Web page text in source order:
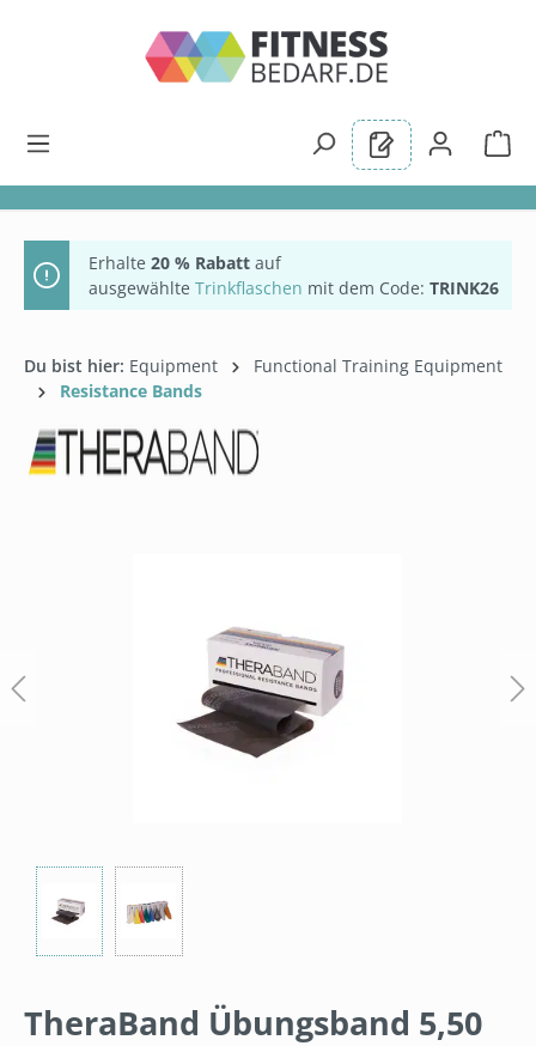
Erhalte 20 % Rabatt auf
ausgewählte Trinkflaschen mit dem Code: TRINK26
Du bist hier: Equipment
Functional Training Equipment
Resistance Bands
TheraBand Übungsband 5,50